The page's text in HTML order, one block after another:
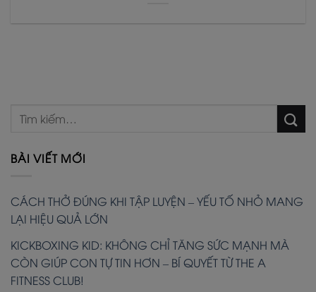
BÀI VIẾT MỚI
CÁCH THỞ ĐÚNG KHI TẬP LUYỆN – YẾU TỐ NHỎ MANG
LẠI HIỆU QUẢ LỚN
KICKBOXING KID: KHÔNG CHỈ TĂNG SỨC MẠNH MÀ
CÒN GIÚP CON TỰ TIN HƠN – BÍ QUYẾT TỪ THE A
FITNESS CLUB!